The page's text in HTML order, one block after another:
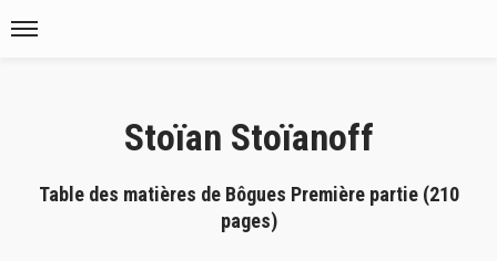
Stoïan Stoïanoff
Table des matières de Bôgues Première partie (210
pages)